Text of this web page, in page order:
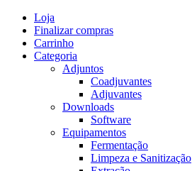
Skip
content
Loja
Finalizar compras
Carrinho
Categoria
Adjuntos
Coadjuvantes
Adjuvantes
Downloads
Software
Equipamentos
Fermentação
Limpeza e Sanitização